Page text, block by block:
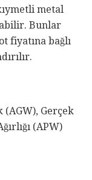
metal
Bunlar
fiyatına bağlı
(AGW), Gerçek
(APW)